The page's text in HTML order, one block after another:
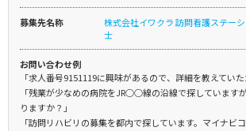
募集先名称
株式会社イワクラ 訪問看護ステー
士
お問い合わせ例
「求人番号9151119に興味があるので、詳細を教えていた
「残業が少なめの病院をJR○○線の沿線で探しています
りますか？」
「訪問リハビリの募集を都内で探しています。マイナビ